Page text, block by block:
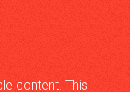
content. This